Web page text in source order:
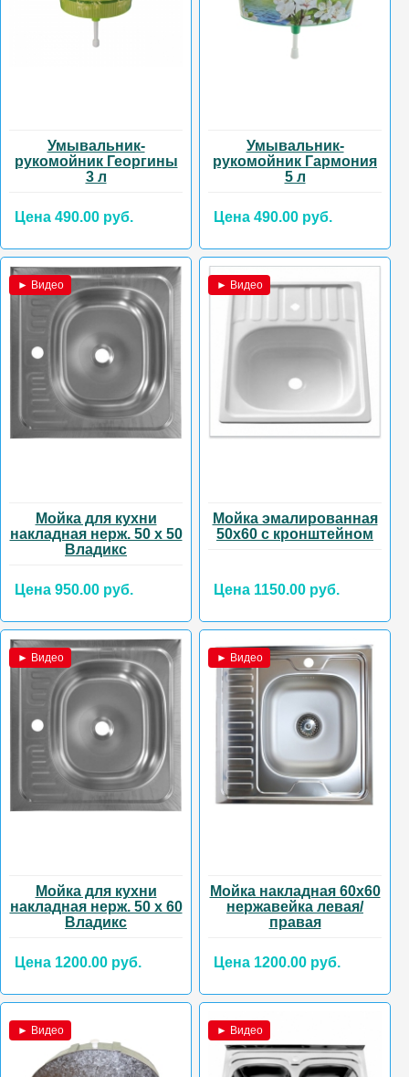
Умывальник-
рукомойник Георгины
3 л
Цена 490.00 руб.
Умывальник-
рукомойник Гармония
5 л
Цена 490.00 руб.
► Видео
Мойка для кухни
накладная нерж. 50 х 50
Владикс
Цена 950.00 руб.
► Видео
Мойка эмалированная
50х60 с кронштейном
Цена 1150.00 руб.
► Видео
Мойка для кухни
накладная нерж. 50 х 60
Владикс
Цена 1200.00 руб.
► Видео
Мойка накладная 60х60
нержавейка левая/
правая
Цена 1200.00 руб.
► Видео ► Видео